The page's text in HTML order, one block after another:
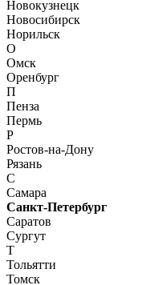
Новокузнецк
Новосибирск
Норильск
О
Омск
Оренбург
П
Пенза
Пермь
Р
Ростов-на-Дону
Рязань
С
Самара
Санкт-Петербург
Саратов
Сургут
Т
Тольятти
Томск